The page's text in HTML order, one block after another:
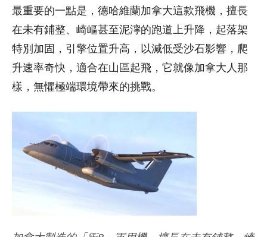
最重要的一點是，德哈維蘭加拿大這款飛機，擅長
在未有鋪整、崎嶇甚至泥濘的跑道上升降，起落架
特別加固，引擎位置升高，以減低受沙石影響，爬
升速率奇快，適合在山區起飛，它就像加拿大人那
樣，無懼極端環境帶來的挑戰。